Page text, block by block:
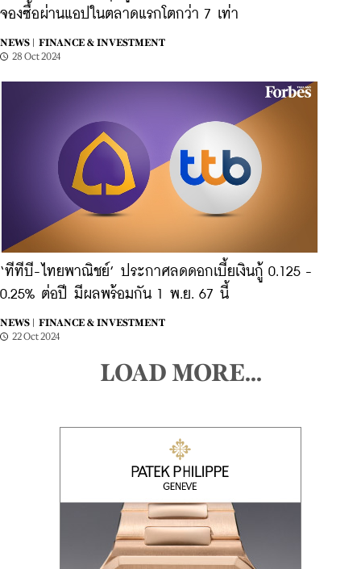
จองซื้อผ่านแอปในตลาดแรกโตกว่า 7 เท่า
NEWS |
FINANCE & INVESTMENT
28 Oct 2024
‘ทีทีบี-ไทยพาณิชย์’ ประกาศลดดอกเบี้ยเงินกู้ 0.125 -
0.25% ต่อปี มีผลพร้อมกัน 1 พ.ย. 67 นี้
NEWS |
FINANCE & INVESTMENT
22 Oct 2024
LOAD MORE...